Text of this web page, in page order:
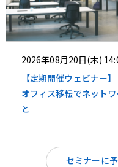
2026年08月20日(木)
【定期開催ウェビナー】
オフィス移転でネット
と
セミナーに